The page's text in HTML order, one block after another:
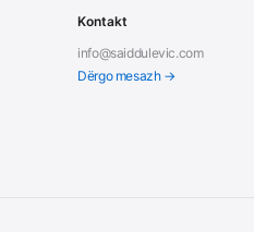
Kontakt
info@saiddulevic.com
Dërgo mesazh →